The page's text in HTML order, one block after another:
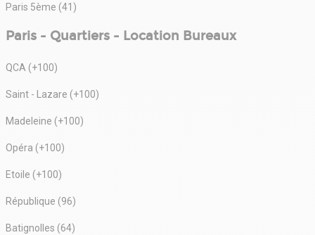
Paris 5ème (41)
Paris - Quartiers - Location Bureaux
QCA (+100)
Saint - Lazare (+100)
Madeleine (+100)
Opéra (+100)
Etoile (+100)
République (96)
Batignolles (64)